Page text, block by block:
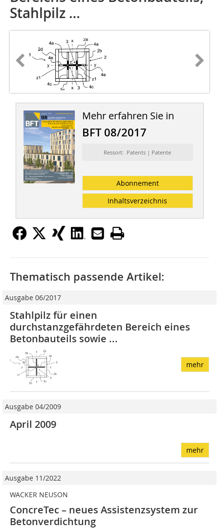
Stahlpilz …
Mehr erfahren Sie in
BFT 08/2017
Ressort: Patents | Patente
Abonnement
Inhaltsverzeichnis
Thematisch passende Artikel:
Ausgabe 06/2017
Stahlpilz für einen
durchstanzgefährdeten ­Bereich eines
Betonbauteils sowie ...
mehr
Ausgabe 04/2009
April 2009
mehr
Ausgabe 11/2022
WACKER NEUSON
ConcreTec – neues Assistenzsystem zur
Betonverdichtung